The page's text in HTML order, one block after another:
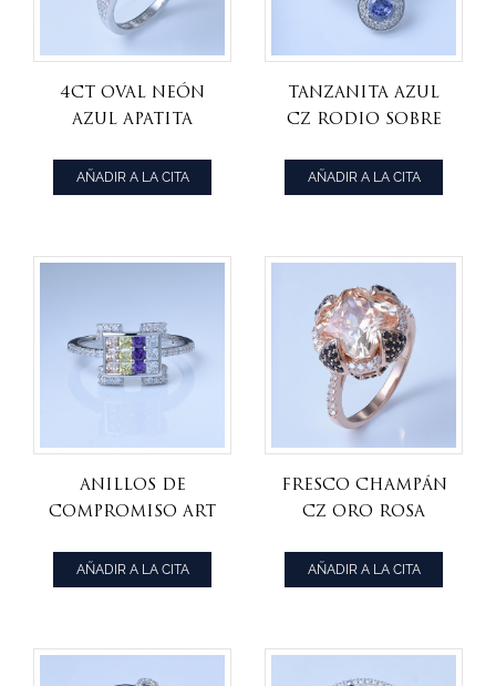
4ct oval neón
azul apatita
sobre anillo de
compromiso de
AÑADIR A LA CITA
tanzanita azul
cz rodio sobre
piedras anillo
de forma libre
AÑADIR A LA CITA
Anillos de
compromiso art
esterlina
multicolor
AÑADIR A LA CITA
fresco champán
cz oro rosa
esterlina anillo
de compromiso
princesa
AÑADIR A LA CITA